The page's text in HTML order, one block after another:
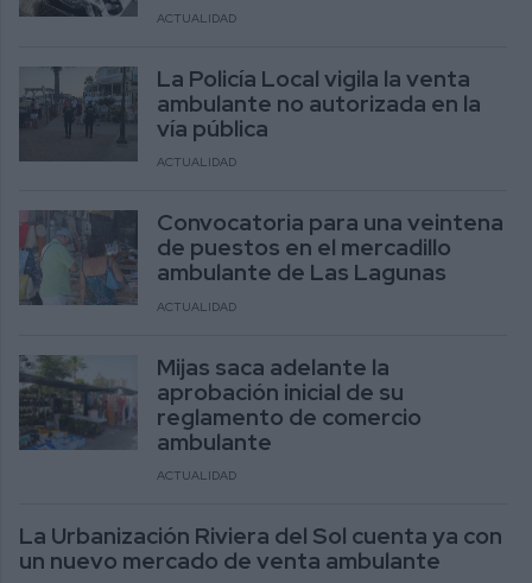
ACTUALIDAD
La Policía Local vigila la venta
ambulante no autorizada en la
vía pública
ACTUALIDAD
Convocatoria para una veintena
de puestos en el mercadillo
ambulante de Las Lagunas
ACTUALIDAD
Mijas saca adelante la
aprobación inicial de su
reglamento de comercio
ambulante
ACTUALIDAD
La Urbanización Riviera del Sol cuenta ya con
un nuevo mercado de venta ambulante